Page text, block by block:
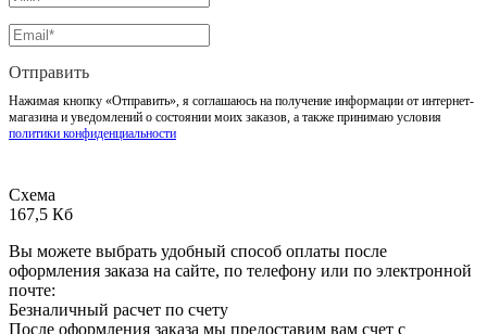
Отправить
Нажимая кнопку «Отправить», я соглашаюсь на получение информации от интернет-
магазина и уведомлений о состоянии моих заказов, а также принимаю условия
политики конфиденциальности
Схема
167,5 Кб
Вы можете выбрать удобный способ оплаты после
оформления заказа на сайте, по телефону или по электронной
почте:
Безналичный расчет по счету
После оформления заказа мы предоставим вам счет с